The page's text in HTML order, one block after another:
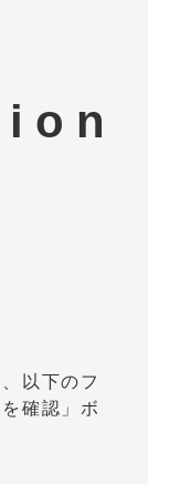
以下のフ
確認」ボ